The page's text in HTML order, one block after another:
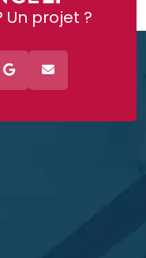
Un projet ?